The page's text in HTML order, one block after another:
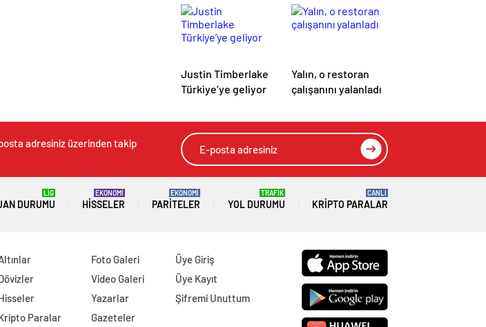
Justin Timberlake
Türkiye’ye geliyor
Yalın, o restoran
çalışanını yalanladı
adresiniz üzerinden takip
DURUMU
LİG
HISSELER
EKONOMİ
PARITELER
EKONOMİ
YOL DURUMU
TRAFİK
KRIPTO PARALAR
CANLI
Paralar
Foto Galeri
Video Galeri
Yazarlar
Gazeteler
Üye Giriş
Üye Kayıt
Şifremi Unuttum